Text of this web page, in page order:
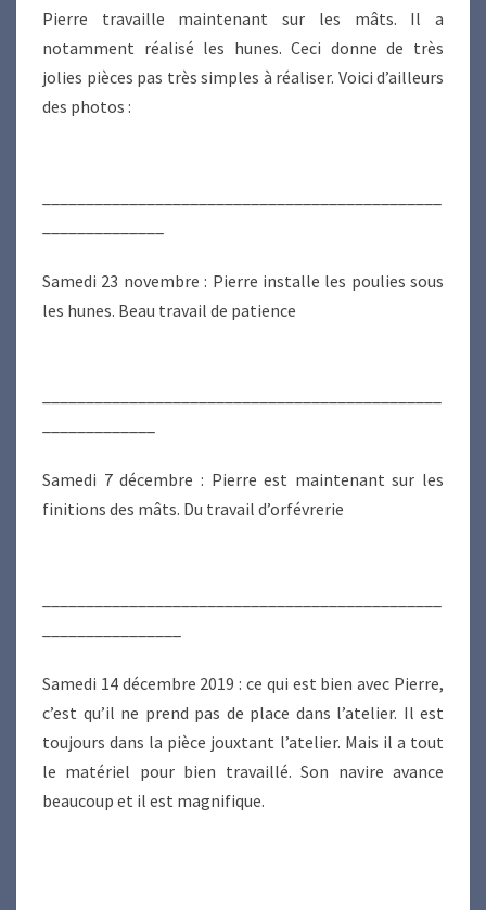
Pierre travaille maintenant sur les mâts. Il a
notamment réalisé les hunes. Ceci donne de très
jolies pièces pas très simples à réaliser. Voici d’ailleurs
des photos :
Samedi 23 novembre : Pierre installe les poulies sous
les hunes. Beau travail de patience
Samedi 7 décembre : Pierre est maintenant sur les
finitions des mâts. Du travail d’orfévrerie
Samedi 14 décembre 2019 : ce qui est bien avec Pierre,
c’est qu’il ne prend pas de place dans l’atelier. Il est
toujours dans la pièce jouxtant l’atelier. Mais il a tout
le matériel pour bien travaillé. Son navire avance
beaucoup et il est magnifique.